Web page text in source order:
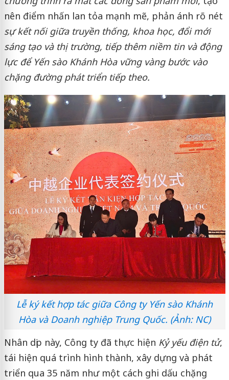
nên điểm nhấn lan tỏa mạnh mẽ, phản ánh rõ nét
sự kết nối giữa truyền thống, khoa học, đổi mới
sáng tạo và thị trường, tiếp thêm niềm tin và động
lực để Yến sào Khánh Hòa vững vàng bước vào
chặng đường phát triển tiếp theo.
Lễ ký kết hợp tác giữa Công ty Yến sào Khánh
Hòa và Doanh nghiệp Trung Quốc. (Ảnh: NC)
Nhân dịp này, Công ty đã thực hiện Kỷ yếu điện tử,
tái hiện quá trình hình thành, xây dựng và phát
triển qua 35 năm như một cách ghi dấu chặng